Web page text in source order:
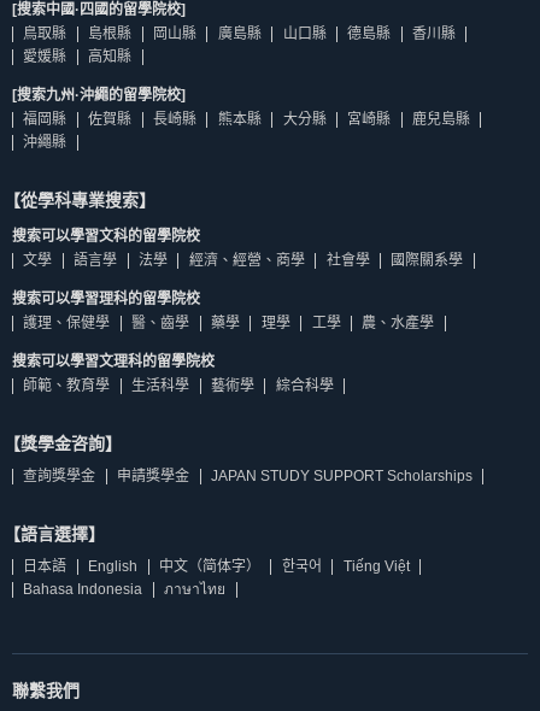
[搜索中國·四國的留學院校]
鳥取縣
島根縣 岡山縣 廣島縣 山口縣 德島縣
香川縣
愛媛縣
高知縣
[搜索九州·沖繩的留學院校]
福岡縣
佐賀縣 長崎縣 熊本縣 大分縣 宮崎縣
鹿兒島縣
沖繩縣
【從學科專業搜索】
搜索可以學習文科的留學院校
文學
語言學 法學 經濟、經營、商學 社會學 國際關系學
搜索可以學習理科的留學院校
護理、保健學
醫、齒學 藥學 理學 工學 農、水產學
搜索可以學習文理科的留學院校
師範、教育學
生活科學 藝術學 綜合科學
【獎學金咨詢】
查詢獎學金 申請獎學金 JAPAN STUDY SUPPORT Scholarships
【語言選擇】
日本語 English 中文（简体字） 한국어
Tiếng Việt
Bahasa Indonesia
ภาษาไทย
聯繫我們